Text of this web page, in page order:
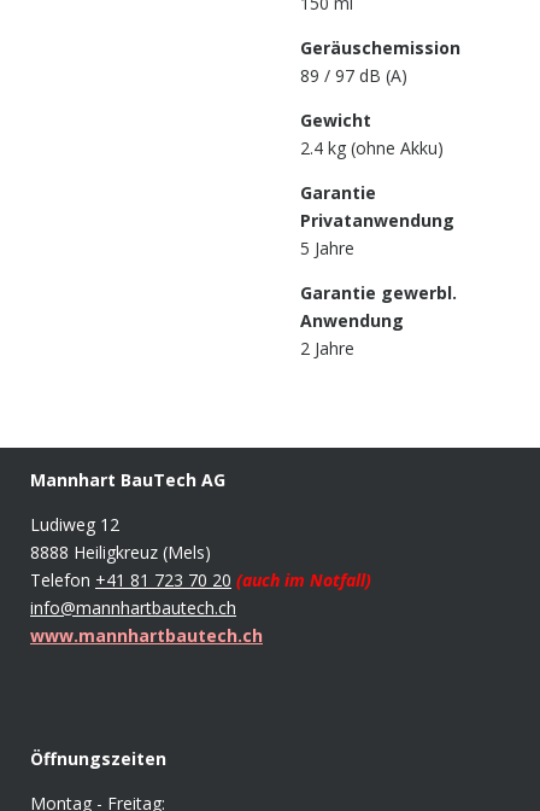
Geräuschemission
89 / 97 dB (A)
Gewicht
2.4 kg (ohne Akku)
Garantie
Privatanwendung
5 Jahre
Garantie gewerbl.
Anwendung
2 Jahre
Mannhart BauTech AG
Ludiweg 12
8888 Heiligkreuz (Mels)
Telefon +41 81 723 70 20 (auch im Notfall)
info@mannhartbautech.ch
www.mannhartbautech.ch
Öffnungszeiten
Montag - Freitag: